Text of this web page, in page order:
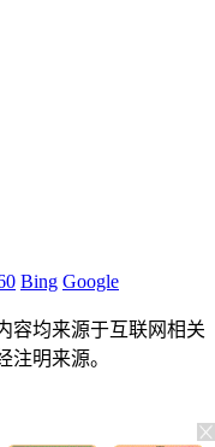
Bing Google
容均来源于互联网相关
注明来源。